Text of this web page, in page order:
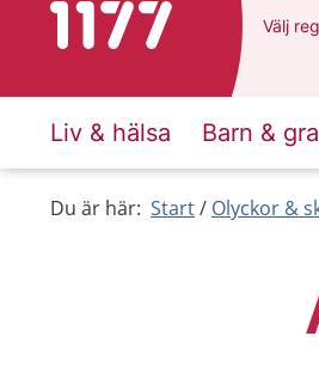
Till startsidan för 1177 Välj
Liv & hälsa Barn &
Du är här: Start Olyckor &